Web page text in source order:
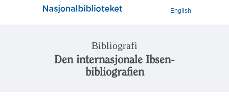
English
Bibliografi
Den internasjonale Ibsen-
bibliografien